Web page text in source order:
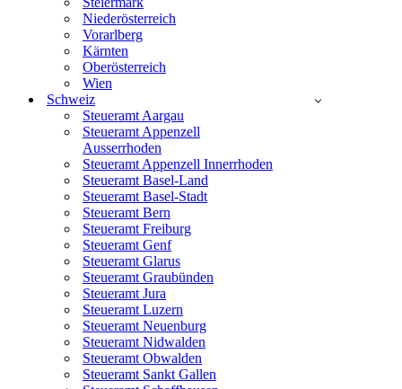
Niederösterreich
Vorarlberg
Kärnten
Oberösterreich
Wien
Schweiz
Steueramt Aargau
Steueramt Appenzell
Ausserrhoden
Steueramt Appenzell Innerrhoden
Steueramt Basel-Land
Steueramt Basel-Stadt
Steueramt Bern
Steueramt Freiburg
Steueramt Genf
Steueramt Glarus
Steueramt Graubünden
Steueramt Jura
Steueramt Luzern
Steueramt Neuenburg
Steueramt Nidwalden
Steueramt Obwalden
Steueramt Sankt Gallen